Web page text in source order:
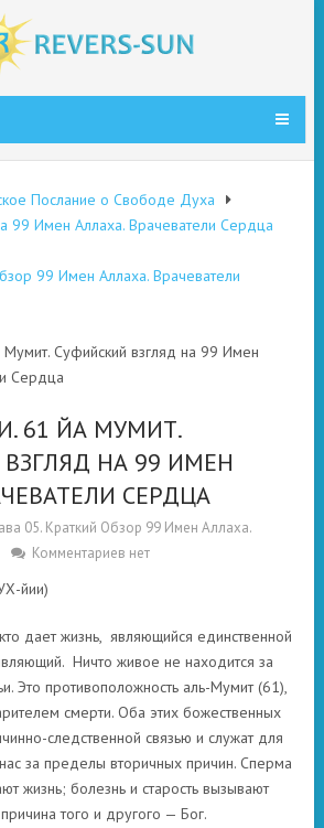
Послание о Свободе Духа
99 Имен Аллаха. Врачеватели Сердца
99 Имен Аллаха. Врачеватели
Суфийский взгляд на 99 Имен
Сердца
61 ЙА МУМИТ.
НА 99 ИМЕН
СЕРДЦА
05. Краткий Обзор 99 Имен Аллаха.
Комментариев нет
йии)
дает жизнь, являющийся единственной
Ничто живое не находится за
Это противоположность аль-Мумит (61),
смерти. Оба этих божественных
следственной связью и служат для
за пределы вторичных причин. Сперма
жизнь; болезнь и старость вызывают
того и другого — Бог.